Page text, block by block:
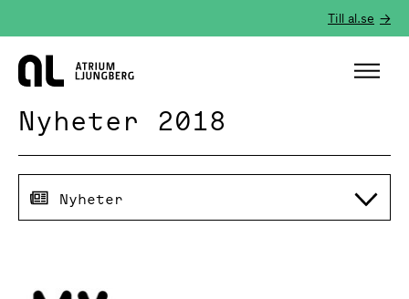
Till al.se
Hem
Nyheter 2018
Nyheter